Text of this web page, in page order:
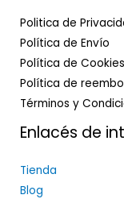
Politica de
Política de Envío
Política de Cookies
Política de
Términos y
Enlacés de
Tienda
Blog